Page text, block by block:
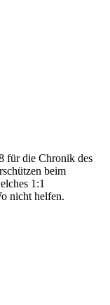
für die Chronik des
beim
1:1
nicht helfen.